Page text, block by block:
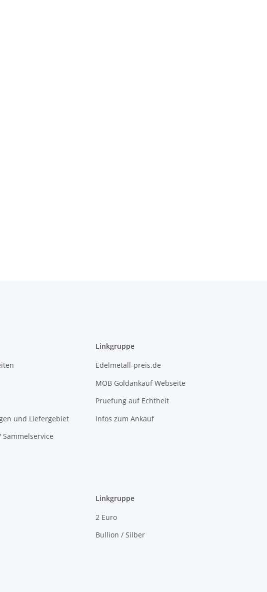
und Liefergebiet
Linkgruppe
Edelmetall-preis.de
MOB Goldankauf Webseite
Pruefung auf Echtheit
Infos zum Ankauf
Linkgruppe
2 Euro
Bullion / Silber